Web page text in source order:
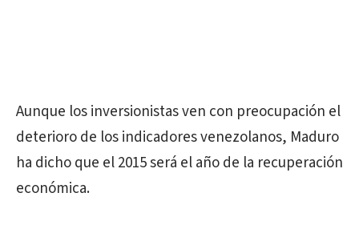
Aunque los inversionistas ven con preocupación el
deterioro de los indicadores venezolanos, Maduro
ha dicho que el 2015 será el año de la recuperación
económica.